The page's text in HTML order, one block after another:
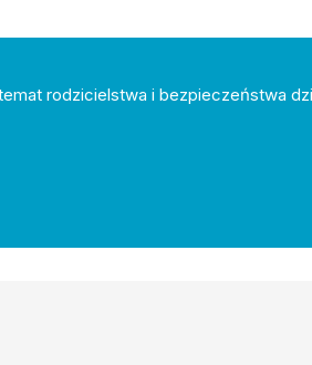
rodzicielstwa i bezpieczeństwa